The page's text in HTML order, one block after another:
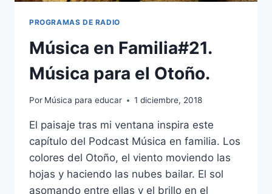
PROGRAMAS DE RADIO
Música en Familia#21.
Música para el Otoño.
Por Música para educar 1 diciembre, 2018
El paisaje tras mi ventana inspira este
capítulo del Podcast Música en familia. Los
colores del Otoño, el viento moviendo las
hojas y haciendo las nubes bailar. El sol
asomando entre ellas y el brillo en el